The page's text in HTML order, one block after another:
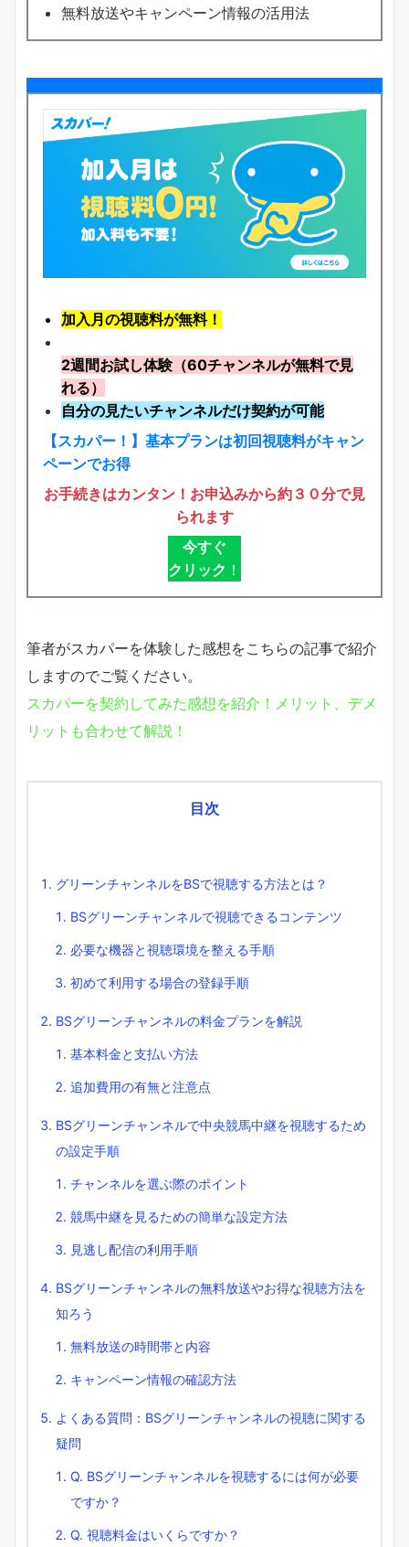
無料放送やキャンペーン情報の活用法
加入月の視聴料が無料！
2週間お試し体験（60チャンネルが無料で見
れる）
自分の見たいチャンネルだけ契約が可能
【スカパー！】基本プランは初回視聴料がキャン
ペーンでお得
お手続きはカンタン！お申込みから約３０分で見
られます
今すぐ
クリック ！
筆者がスカパーを体験した感想をこちらの記事で紹介
しますのでご覧ください。
スカパーを契約してみた感想を紹介！メリット、デメ
リットも合わせて解説！
目次
グリーンチャンネルをBSで視聴する方法とは？
BSグリーンチャンネルで視聴できるコンテンツ
必要な機器と視聴環境を整える手順
初めて利用する場合の登録手順
BSグリーンチャンネルの料金プランを解説
基本料金と支払い方法
追加費用の有無と注意点
BSグリーンチャンネルで中央競馬中継を視聴するため
の設定手順
チャンネルを選ぶ際のポイント
競馬中継を見るための簡単な設定方法
見逃し配信の利用手順
BSグリーンチャンネルの無料放送やお得な視聴方法を
知ろう
無料放送の時間帯と内容
キャンペーン情報の確認方法
よくある質問：BSグリーンチャンネルの視聴に関する
疑問
Q. BSグリーンチャンネルを視聴するには何が必要
ですか？
Q. 視聴料金はいくらですか？